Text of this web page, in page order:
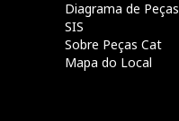
Diagrama de Peças
SIS
Sobre Peças Cat
Mapa do Local